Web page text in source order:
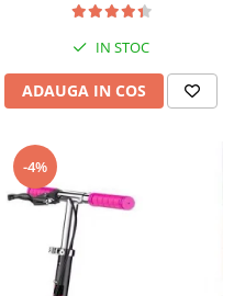
IN STOC
ADAUGA IN COS
-4%